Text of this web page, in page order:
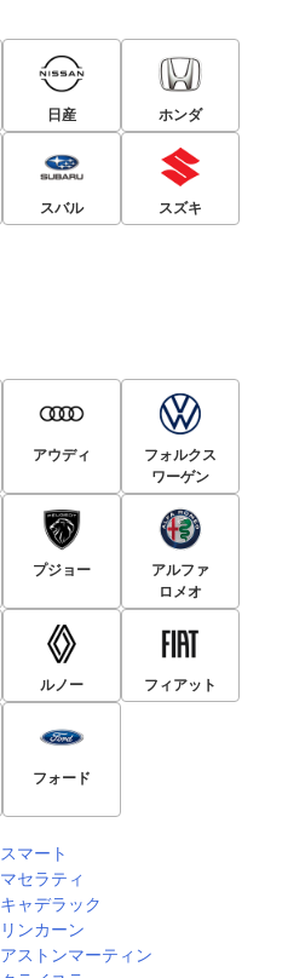
日産 ホンダ
スバル スズキ
アウディ
フォルクス
ワーゲン
プジョー
アルファ
ロメオ
ルノー フィアット
フォード
スマート
マセラティ
キャデラック
リンカーン
アストンマーティン